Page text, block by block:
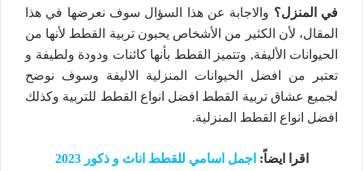
في المنزل؟ والاجابة عن هذا السؤال سوف نعرضها في هذا
المقال، لأن الكثير من الأشخاص يحبون تربية القطط لأنها من
الحيوانات الأليفة, وتتميز القطط بأنها كائنات ودودة ولطيفة و
تعتبر من افضل الحيوانات المنزلية الاليفة وسوف نوضح
لجميع عشاق تربية القطط افضل انواع القطط للتربية وكذلك
افضل انواع القطط المنزلية.
اقرا ايضاً: اجمل اسامي للقطط اناث و ذكور 2023